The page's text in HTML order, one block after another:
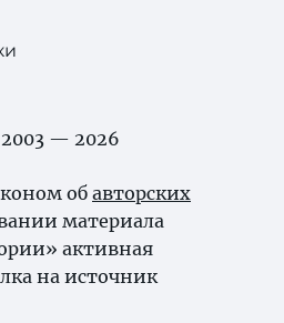
2003 — 2026
об авторских
материала
активная
на источник